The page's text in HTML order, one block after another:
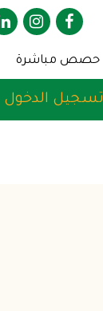
حصص مباشرة
User Menu
تسجيل الدخول